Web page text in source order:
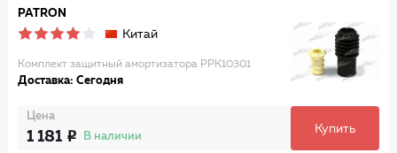
PATRON
Китай
Комплект защитный амортизатора PPK10301
Доставка: Сегодня
Цена
1 181 В наличии
Купить